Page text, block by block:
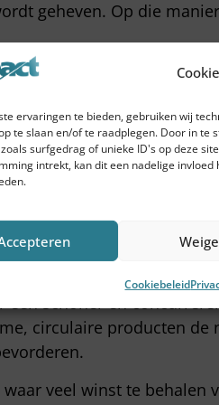
ervaringen te bieden, gebruiken wij
te slaan en/of te raadplegen. Door in te
surfgedrag of unieke ID's op deze
intrekt, kan dit een nadelige
Cookiebeleid
geheven. Op die
(zeer) grote impact op
gevoeld. Nu al
en aan de gang gaan
hoge kosten in de
kunnen gebruiken,
alleen verkleinen we op
omlaag gaat. Daarom is
schoner en
circulaire producten
veel winst te behalen